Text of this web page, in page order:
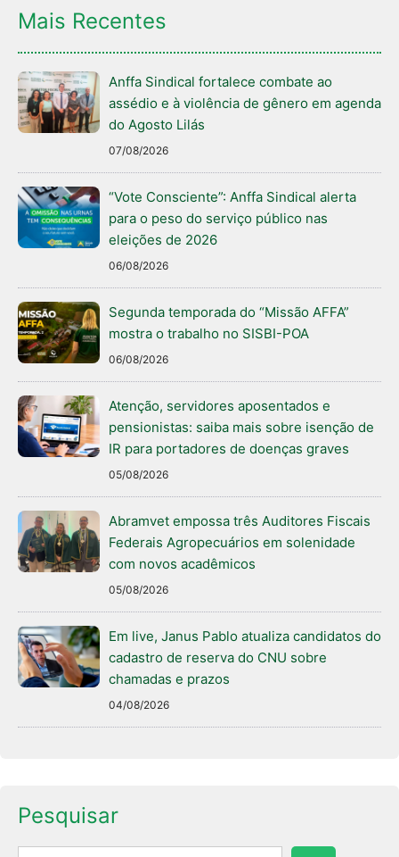
Mais Recentes
Anffa Sindical fortalece combate ao
assédio e à violência de gênero em agenda
do Agosto Lilás
07/08/2026
“Vote Consciente”: Anffa Sindical alerta
para o peso do serviço público nas
eleições de 2026
06/08/2026
Segunda temporada do “Missão AFFA”
mostra o trabalho no SISBI-POA
06/08/2026
Atenção, servidores aposentados e
pensionistas: saiba mais sobre isenção de
IR para portadores de doenças graves
05/08/2026
Abramvet empossa três Auditores Fiscais
Federais Agropecuários em solenidade
com novos acadêmicos
05/08/2026
Em live, Janus Pablo atualiza candidatos do
cadastro de reserva do CNU sobre
chamadas e prazos
04/08/2026
Pesquisar